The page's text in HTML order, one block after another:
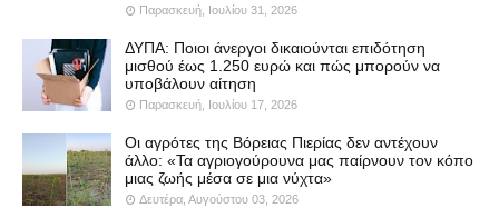
Παρασκευή, Ιουλίου 31, 2026
ΔΥΠΑ: Ποιοι άνεργοι δικαιούνται επιδότηση
μισθού έως 1.250 ευρώ και πώς μπορούν να
υποβάλουν αίτηση
Παρασκευή, Ιουλίου 17, 2026
Οι αγρότες της Βόρειας Πιερίας δεν αντέχουν
άλλο: «Τα αγριογούρουνα μας παίρνουν τον κόπο
μιας ζωής μέσα σε μια νύχτα»
Δευτέρα, Αυγούστου 03, 2026